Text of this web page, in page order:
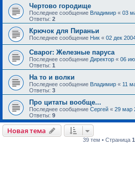
Чертово городище
Последнее сообщение Владимир « 03
Ответы: 2
Крючок для Пираньи
Последнее сообщение Ник « 02 дек
Сварог: Железные паруса
Последнее сообщение Директор « 06
Ответы: 1
На то и волки
Последнее сообщение Владимир « 11
Ответы: 3
Про цитаты вообще...
Последнее сообщение Сергей « 29 мар
Ответы: 9
Новая тема
39 тем • Страница 1